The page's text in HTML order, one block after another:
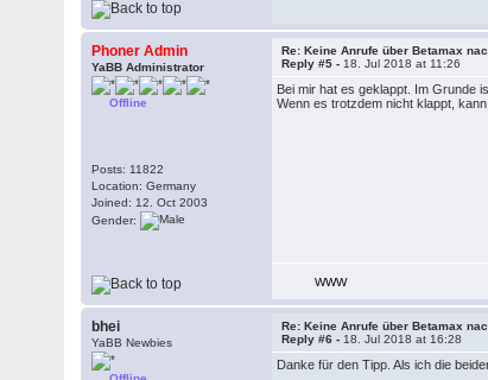
Phoner Admin
YaBB Administrator
Offline
Posts: 11822
Location: Germany
Joined: 12. Oct 2003
Gender:
Re: Keine Anrufe über Betamax
Reply #5 - 18. Jul 2018 at 11:26
Bei mir hat es geklappt. Im Grunde
Wenn es trotzdem nicht klappt,
WWW
bhei
YaBB Newbies
Re: Keine Anrufe über Betamax
Reply #6 - 18. Jul 2018 at 16:28
Danke für den Tipp. Als ich die